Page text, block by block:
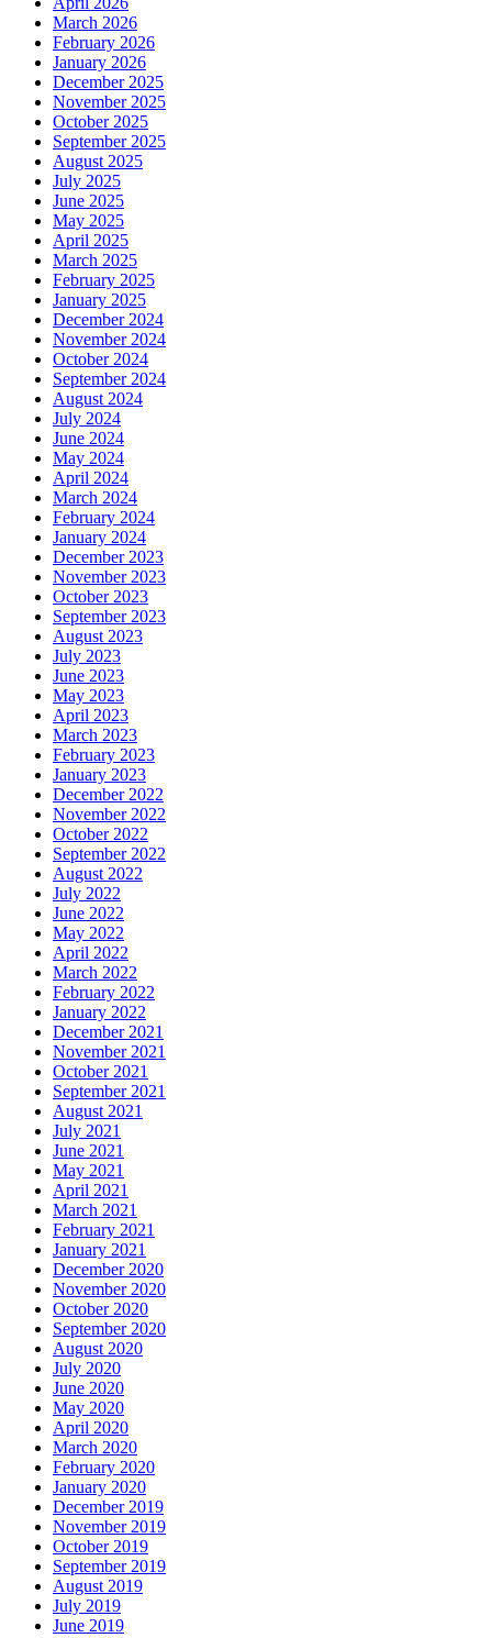
March 2026
February 2026
January 2026
December 2025
November 2025
October 2025
September 2025
August 2025
July 2025
June 2025
May 2025
April 2025
March 2025
February 2025
January 2025
December 2024
November 2024
October 2024
September 2024
August 2024
July 2024
June 2024
May 2024
April 2024
March 2024
February 2024
January 2024
December 2023
November 2023
October 2023
September 2023
August 2023
July 2023
June 2023
May 2023
April 2023
March 2023
February 2023
January 2023
December 2022
November 2022
October 2022
September 2022
August 2022
July 2022
June 2022
May 2022
April 2022
March 2022
February 2022
January 2022
December 2021
November 2021
October 2021
September 2021
August 2021
July 2021
June 2021
May 2021
April 2021
March 2021
February 2021
January 2021
December 2020
November 2020
October 2020
September 2020
August 2020
July 2020
June 2020
May 2020
April 2020
March 2020
February 2020
January 2020
December 2019
November 2019
October 2019
September 2019
August 2019
July 2019
June 2019